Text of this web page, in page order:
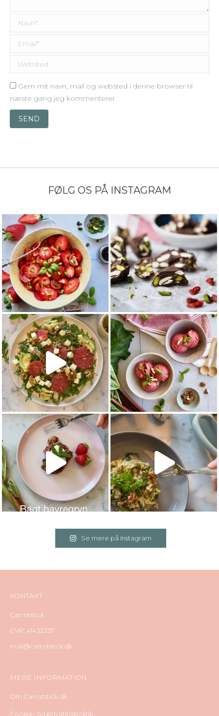
Navn *
Email *
Websted
Gem mit navn, mail og websted i denne browser til
næste gang jeg kommenterer.
SEND
FØLG OS PÅ INSTAGRAM
Se mere på Instagram
KONTAKT
Carrotstick
CVR: 41432357
mail@carrotstick.dk
MERE INFORMATION
Om Carrotstick.dk
Cookie- og privatlivspolitik